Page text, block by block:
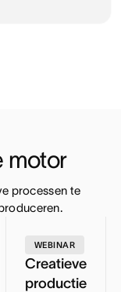
motor
processen te
WEBINAR
Creatieve
productie